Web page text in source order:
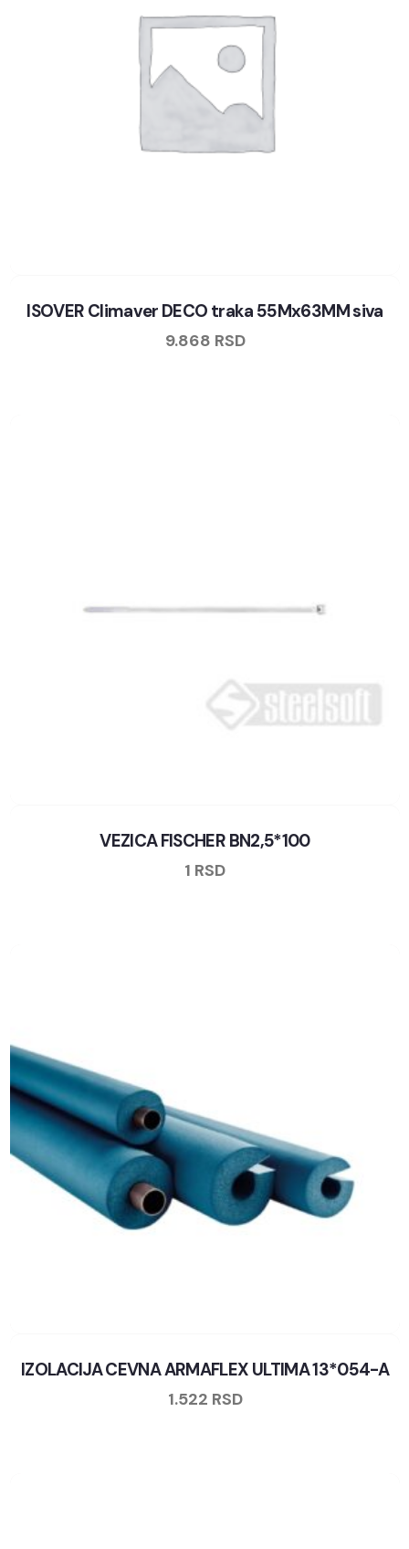
ISOVER Climaver DECO traka 55Mx63MM siva
9.868 RSD
VEZICA FISCHER BN2,5*100
1 RSD
IZOLACIJA CEVNA ARMAFLEX ULTIMA 13*054-A
1.522 RSD